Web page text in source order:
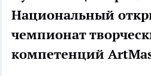
Национальный
чемпионат
компетенций